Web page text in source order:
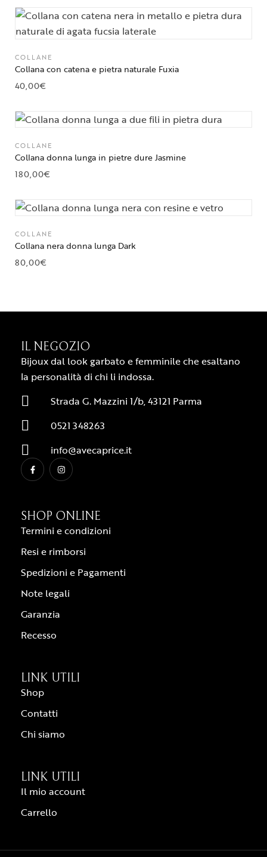
COLLANE
Collana con catena e pietra naturale Fuxia
40,00€
COLLANE
Collana donna lunga in pietre dure Jasmine
180,00€
COLLANE
Collana nera donna lunga Dark
80,00€
IL NEGOZIO
Bijoux dal look garbato e femminile che esaltano
la personalità di chi li indossa.
Strada G. Mazzini 1/b, 43121 Parma
0521 348263
info@avecaprice.it
SHOP ONLINE
Termini e condizioni
Resi e rimborsi
Spedizioni e Pagamenti
Note legali
Garanzia
Recesso
LINK UTILI
Shop
Contatti
Chi siamo
LINK UTILI
Il mio account
Carrello